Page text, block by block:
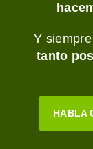
Y
tanto
HABLA